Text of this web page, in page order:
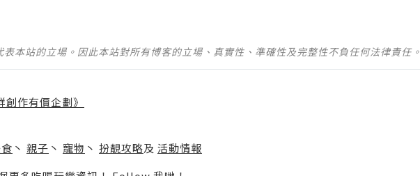
本站的立場。因此本站對所有博客的立場、真實性、準確性及完整性不負任何法律責任。
創作有價企劃》
丶 親子 丶 寵物 丶 扮靚攻略及 活動情報